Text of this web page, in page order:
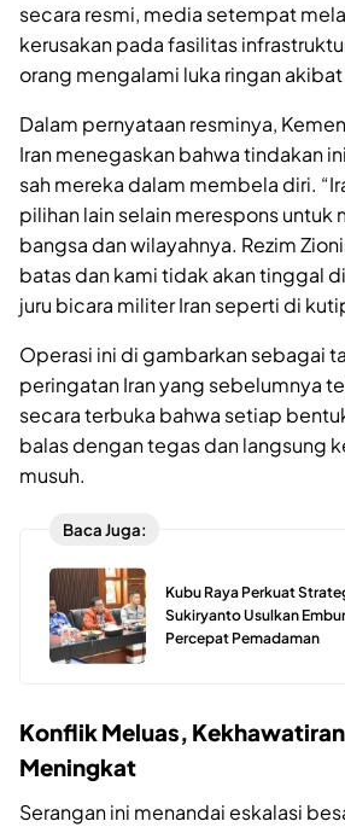
secara resmi, media setempat
kerusakan pada fasilitas
orang mengalami luka ringan
Dalam pernyataan resminya,
Iran menegaskan bahwa tindakan
sah mereka dalam membela diri.
pilihan lain selain merespons untuk
bangsa dan wilayahnya. Rezim
batas dan kami tidak akan tinggal
juru bicara militer Iran seperti di
Operasi ini di gambarkan sebagai
peringatan Iran yang sebelumnya
secara terbuka bahwa setiap
balas dengan tegas dan langsung
musuh.
Baca Juga:
Kubu Raya Perkuat
Sukiryanto Usulkan
Percepat Pemadaman
Konflik Meluas,
Meningkat
Serangan ini menandai eskalasi